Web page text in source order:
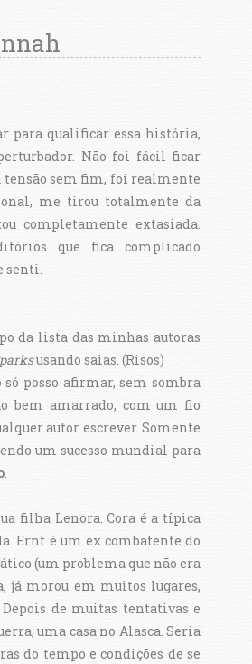
para qualificar essa história,
Não foi fácil ficar
tensão sem fim, foi realmente
me tirou totalmente da
completamente extasiada.
que fica complicado
senti.
da lista das minhas autoras
usando saias. (Risos)
posso afirmar, sem sombra
bem amarrado, com um fio
autor escrever. Somente
um sucesso mundial para
.
filha Lenora. Cora é a típica
Ernt é um ex combatente do
(um problema que não era
já morou em muitos lugares,
de muitas tentativas e
uma casa no Alasca. Seria
do tempo e condições de se